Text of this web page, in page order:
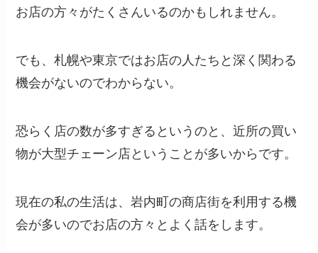
お店の方々がたくさんいるのかもしれません。
でも、札幌や東京ではお店の人たちと深く関わる
機会がないのでわからない。
恐らく店の数が多すぎるというのと、近所の買い
物が大型チェーン店ということが多いからです。
現在の私の生活は、岩内町の商店街を利用する機
会が多いのでお店の方々とよく話をします。